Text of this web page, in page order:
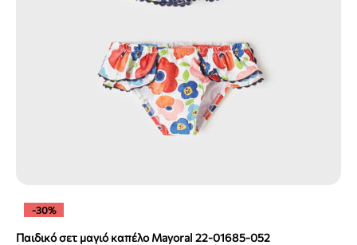
-30%
Παιδικό σετ μαγιό καπέλο Mayoral 22-01685-052